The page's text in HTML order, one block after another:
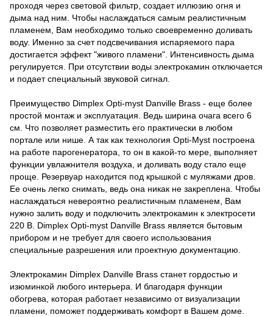
проходя через световой фильтр, создает иллюзию огня и
дыма над ним. Чтобы наслаждаться самым реалистичным
пламенем, Вам необходимо только своевременно доливать
воду. Именно за счет подсвечивания испаряемого пара
достигается эффект "живого пламени". Интенсивность дыма
регулируется. При отсутствии воды электрокамин отключается
и подает специальный звуковой сигнал.
Преимущество Dimplex Opti-myst Danville Brass - еще более
простой монтаж и эксплуатация. Ведь ширина очага всего 6
см. Что позволяет разместить его практически в любом
портале или нише. А так как технология Opti-Myst построена
на работе парогенератора, то он в какой-то мере, выполняет
функции увлажнителя воздуха, и доливать воду стало еще
проще. Резервуар находится под крышкой с муляжами дров.
Ее очень легко снимать, ведь она никак не закреплена. Чтобы
наслаждаться невероятно реалистичным пламенем, Вам
нужно залить воду и подключить электрокамин к электросети
220 В. Dimplex Opti-myst Danville Brass является бытовым
прибором и не требует для своего использования
специальные разрешения или проектную документацию.
Электрокамин Dimplex Danville Brass станет гордостью и
изюминкой любого интерьера. И благодаря функции
обогрева, которая работает независимо от визуализации
пламени, поможет поддерживать комфорт в Вашем доме.